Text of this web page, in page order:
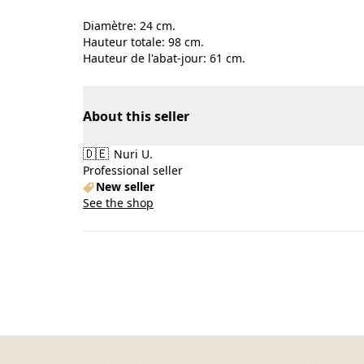
Diamètre: 24 cm.
Hauteur totale: 98 cm.
Hauteur de l'abat-jour: 61 cm.
About this seller
🇩🇪 Nuri U.
Professional seller
New seller
See the shop